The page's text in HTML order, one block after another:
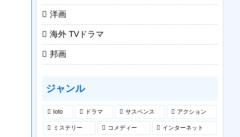
洋画
海外 TVドラマ
邦画
ジャンル
loto ドラマ サスペンス アクション
ミステリー コメディー インターネット